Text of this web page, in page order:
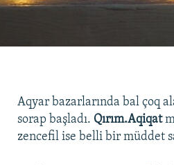
Aqyar bazarlarında bal çoq
sorap başladı. Qırım.Aqiqat
zencefil ise belli bir müddet